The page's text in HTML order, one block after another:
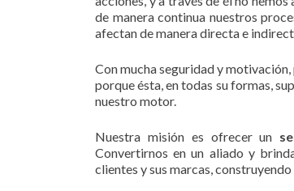
de manera continua nuestros
afectan de manera directa e
Con mucha seguridad y
porque ésta, en todas su formas,
nuestro motor.
Nuestra misión es ofrecer un
Convertirnos en un aliado y
clientes y sus marcas,